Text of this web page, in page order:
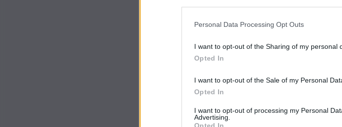
Personal Data Processing Opt Outs
I want to opt-out of the Sharing of my personal
Opted In
I want to opt-out of the Sale of my Personal
Opted In
I want to opt-out of processing my Personal
Advertising.
Opted In